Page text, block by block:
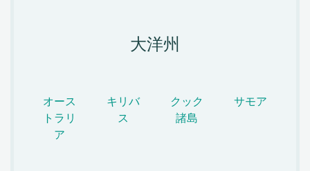
大洋州
オース
トラリ
ア
キリバ
ス
クック
諸島
サモア